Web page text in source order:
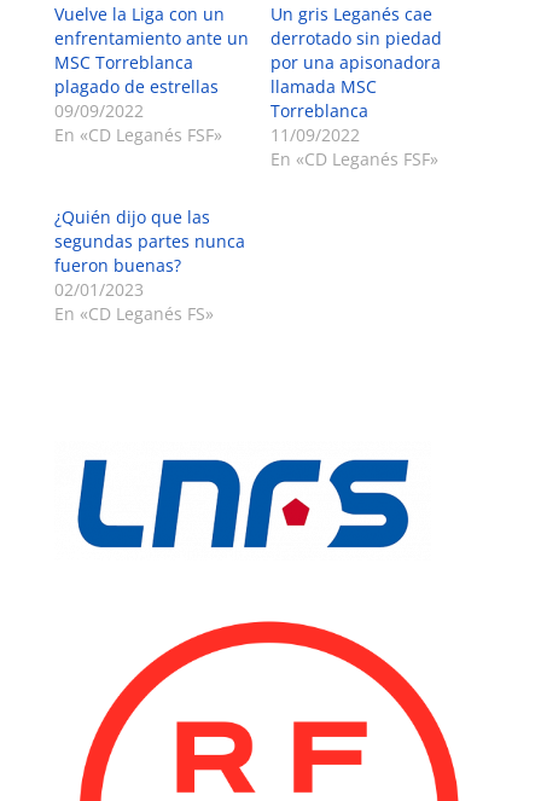
Vuelve la Liga con un
enfrentamiento ante un
MSC Torreblanca
plagado de estrellas
09/09/2022
En «CD Leganés FSF»
Un gris Leganés cae
derrotado sin piedad
por una apisonadora
llamada MSC
Torreblanca
11/09/2022
En «CD Leganés FSF»
¿Quién dijo que las
segundas partes nunca
fueron buenas?
02/01/2023
En «CD Leganés FS»